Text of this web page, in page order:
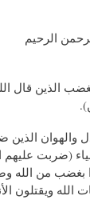
الرحيم
الذين قال
والهوان
‫(‫ضربت
بغضب من الله
الله ويقتلون